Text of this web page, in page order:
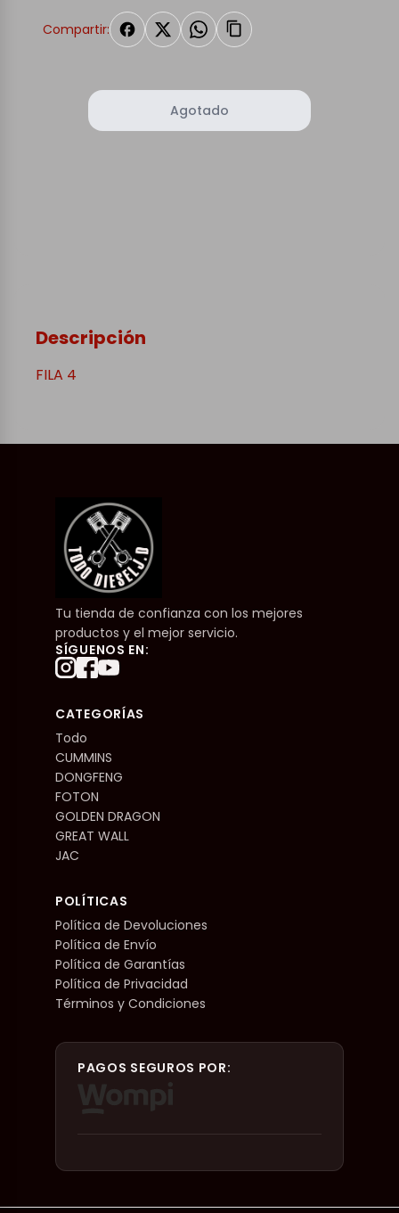
Compartir:
Agotado
Descripción
FILA 4
Tu tienda de confianza con los mejores
productos y el mejor servicio.
SÍGUENOS EN:
CATEGORÍAS
Todo
CUMMINS
DONGFENG
FOTON
GOLDEN DRAGON
GREAT WALL
JAC
POLÍTICAS
Política de Devoluciones
Política de Envío
Política de Garantías
Política de Privacidad
Términos y Condiciones
PAGOS SEGUROS POR: